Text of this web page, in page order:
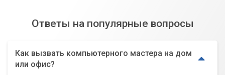
Ответы на популярные вопросы
Как вызвать компьютерного мастера на дом
или офис?